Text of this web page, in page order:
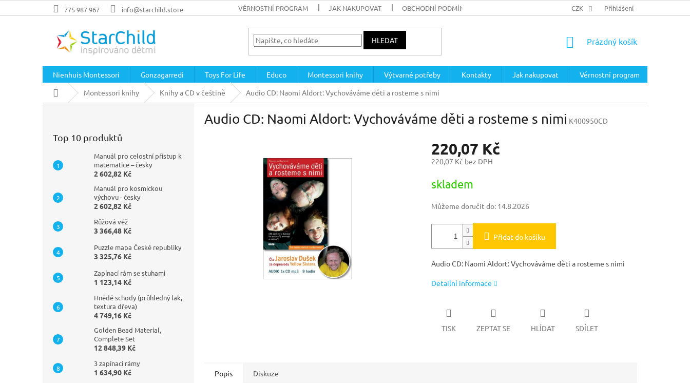
na
775 987 967 info@starchild.store VĚRNOSTNÍ PROGRAM JAK NAKUPOVAT OBCHODNÍ PODMÍNKY PODMÍNKY OCHRANY OSOBNÍCH ÚDAJŮ
CZK Přihlášení
HLEDAT
NÁKUPNÍ
Prázdný košík
Nienhuis Montessori Gonzagarredi Toys For Life Educo Montessori knihy Výtvarné potřeby Kontakty Jak nakupovat
Věrnostní program
Domů
Montessori knihy Knihy a CD v češtině Audio CD: Naomi Aldort: Vychováváme děti a rosteme s nimi
Top 10 produktů
Manuál pro celostní přístup k
matematice – česky
2 602,82 Kč
Manuál pro kosmickou
výchovu - česky
2 602,82 Kč
Růžová věž
3 366,48 Kč
Puzzle mapa České republiky
3 325,76 Kč
Zapínací rám se stuhami
1 123,14 Kč
Hnědé schody (průhledný lak,
textura dřeva)
4 749,16 Kč
Golden Bead Material,
Complete Set
12 848,39 Kč
3 zapínací rámy
1 634,90 Kč
Audio CD: Naomi Aldort: Vychováváme děti a rosteme s nimi K400950CD
220,07 Kč
220,07 Kč bez DPH
cena:
skladem
Můžeme doručit do: 14.8.2026
Přidat do košíku
Audio CD: Naomi Aldort: Vychováváme děti a rosteme s nimi
Detailní informace
TISK ZEPTAT SE HLÍDAT SDÍLET
Popis Diskuze